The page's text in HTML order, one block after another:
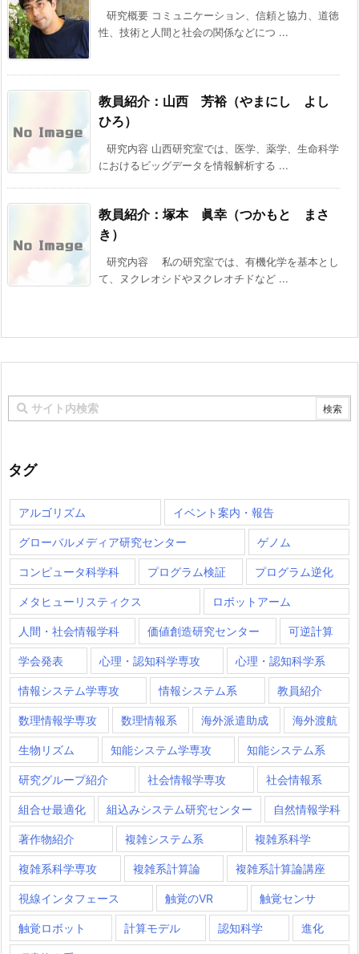
研究概要 コミュニケーション、信頼と協力、道徳
性、技術と人間と社会の関係などにつ ...
教員紹介：山西 芳裕（やまにし よし
ひろ）
研究内容 山西研究室では、医学、薬学、生命科学
におけるビッグデータを情報解析する ...
教員紹介：塚本 眞幸（つかもと まさ
き）
研究内容 私の研究室では、有機化学を基本とし
て、ヌクレオシドやヌクレオチドなど ...
タグ
アルゴリズム イベント案内・報告
グローバルメディア研究センター ゲノム
コンピュータ科学科 プログラム検証 プログラム逆化
メタヒューリスティクス ロボットアーム
人間・社会情報学科 価値創造研究センター 可逆計算
学会発表 心理・認知科学専攻 心理・認知科学系
情報システム学専攻 情報システム系 教員紹介
数理情報学専攻 数理情報系 海外派遣助成 海外渡航
生物リズム 知能システム学専攻 知能システム系
研究グループ紹介 社会情報学専攻 社会情報系
組合せ最適化 組込みシステム研究センター 自然情報学科
著作物紹介 複雑システム系 複雑系科学
複雑系科学専攻 複雑系計算論 複雑系計算論講座
視線インタフェース 触覚のVR 触覚センサ
触覚ロボット 計算モデル 認知科学 進化